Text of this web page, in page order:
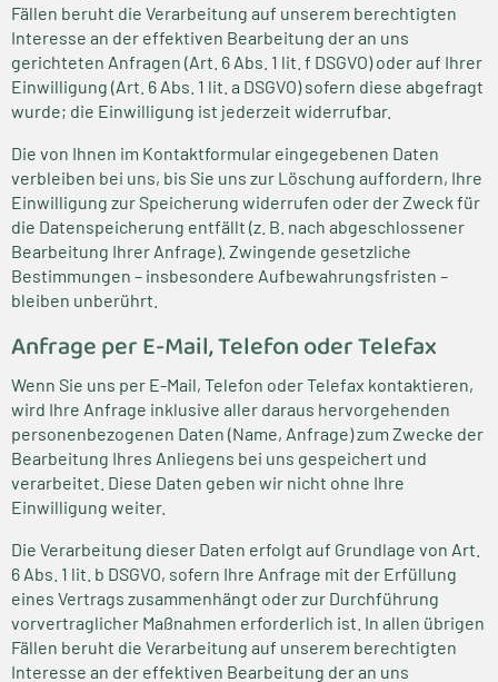
Fällen beruht die Verarbeitung auf unserem berechtigten
Interesse an der effektiven Bearbeitung der an uns
gerichteten Anfragen (Art. 6 Abs. 1 lit. f DSGVO) oder auf Ihrer
Einwilligung (Art. 6 Abs. 1 lit. a DSGVO) sofern diese abgefragt
wurde; die Einwilligung ist jederzeit widerrufbar.
Die von Ihnen im Kontaktformular eingegebenen Daten
verbleiben bei uns, bis Sie uns zur Löschung auffordern, Ihre
Einwilligung zur Speicherung widerrufen oder der Zweck für
die Datenspeicherung entfällt (z. B. nach abgeschlossener
Bearbeitung Ihrer Anfrage). Zwingende gesetzliche
Bestimmungen – insbesondere Aufbewahrungsfristen –
bleiben unberührt.
Anfrage per E-Mail, Telefon oder Telefax
Wenn Sie uns per E-Mail, Telefon oder Telefax kontaktieren,
wird Ihre Anfrage inklusive aller daraus hervorgehenden
personenbezogenen Daten (Name, Anfrage) zum Zwecke der
Bearbeitung Ihres Anliegens bei uns gespeichert und
verarbeitet. Diese Daten geben wir nicht ohne Ihre
Einwilligung weiter.
Die Verarbeitung dieser Daten erfolgt auf Grundlage von Art.
6 Abs. 1 lit. b DSGVO, sofern Ihre Anfrage mit der Erfüllung
eines Vertrags zusammenhängt oder zur Durchführung
vorvertraglicher Maßnahmen erforderlich ist. In allen übrigen
Fällen beruht die Verarbeitung auf unserem berechtigten
Interesse an der effektiven Bearbeitung der an uns